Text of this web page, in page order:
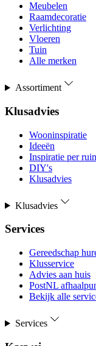
Meubelen
Raamdecoratie
Verlichting
Vloeren
Tuin
Alle merken
Assortiment
Klusadvies
Wooninspiratie
Ideeën
Inspiratie per
DIY's
Klusadvies
Klusadvies
Services
Gereedschap
Klusservice
Advies aan huis
PostNL
Bekijk alle
Services